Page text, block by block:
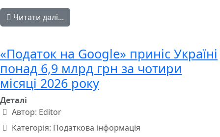
Читати далі...
«Податок на Google» приніс Україні
понад 6,9 млрд грн за чотири
місяці 2026 року
Деталі
Автор: Editor
Категорія: Податкова інформація